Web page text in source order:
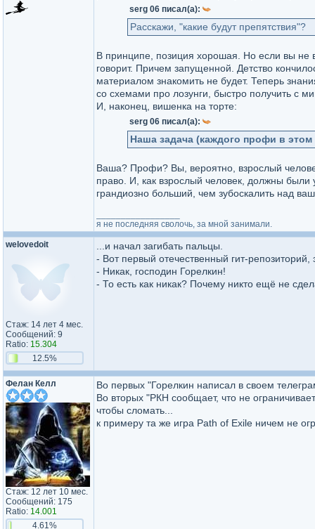
serg 06 писал(а):
Расскажи, "какие будут препятствия"?
В принципе, позиция хорошая. Но если вы не
говорит. Причем запущенной. Детство
материалом знакомить не будет. Теперь
со схемами про лозунги, быстро получить с
И, наконец, вишенка на торте:
serg 06 писал(а):
Наша задача (каждого профи в
Ваша? Профи? Вы, вероятно, взрослый
право. И, как взрослый человек, должны были
грандиозно больший, чем зубоскалить над
я не последняя сволочь, за мной занимали.
welovedoit
Стаж: 14 лет 4 мес.
Сообщений: 9
Ratio: 15.304
12.5%
...и начал загибать пальцы.
- Вот первый отечественный гит-репозиторий,
- Никак, господин Горелкин!
- То есть как никак? Почему никто ещё не
Фелан Келл
Стаж: 12 лет 10 мес.
Сообщений: 175
Ratio: 14.001
4.61%
Во первых "Горелкин написал в своем
Во вторых "РКН сообщает, что не
чтобы сломать...
к примеру та же игра Path of Exile ничем не